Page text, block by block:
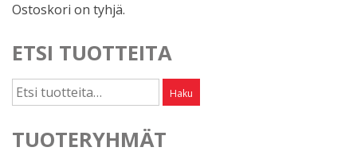
Ostoskori on tyhjä.
ETSI TUOTTEITA
Etsi: Haku
TUOTERYHMÄT